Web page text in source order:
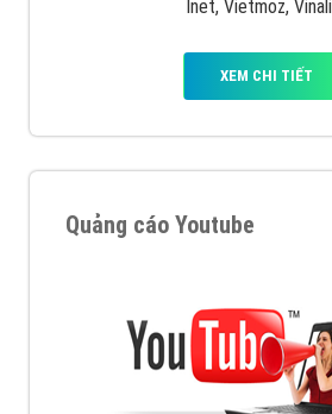
Inet, Vietmoz,
XEM CHI TIẾT
Quảng cáo Youtube